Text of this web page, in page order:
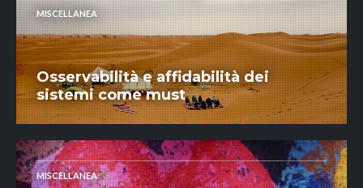
MISCELLANEA
Osservabilità e affidabilità dei
sistemi come must
MISCELLANEA